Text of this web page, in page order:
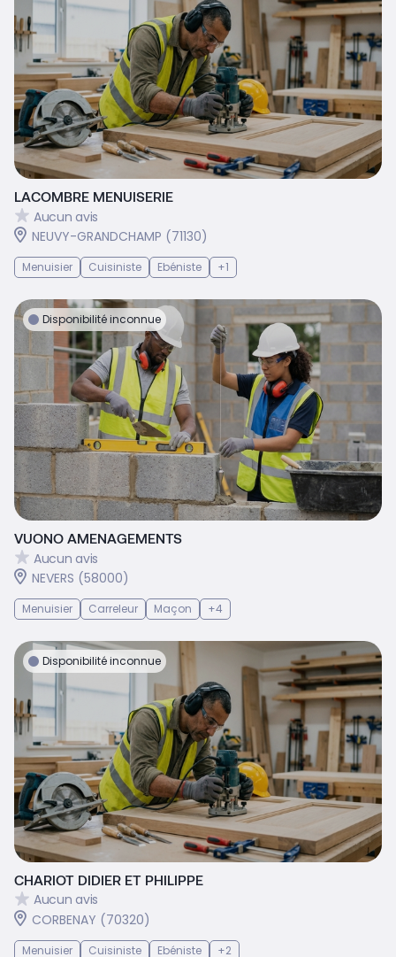
LACOMBRE MENUISERIE
Aucun avis
NEUVY-GRANDCHAMP (71130)
Menuisier Cuisiniste Ebéniste +1
Disponibilité inconnue
VUONO AMENAGEMENTS
Aucun avis
NEVERS (58000)
Menuisier Carreleur Maçon +4
Disponibilité inconnue
CHARIOT DIDIER ET PHILIPPE
Aucun avis
CORBENAY (70320)
Menuisier Cuisiniste Ebéniste +2